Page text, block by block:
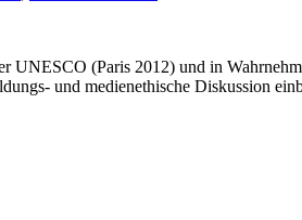
UNESCO (Paris 2012) und in
und medienethische Diskussion